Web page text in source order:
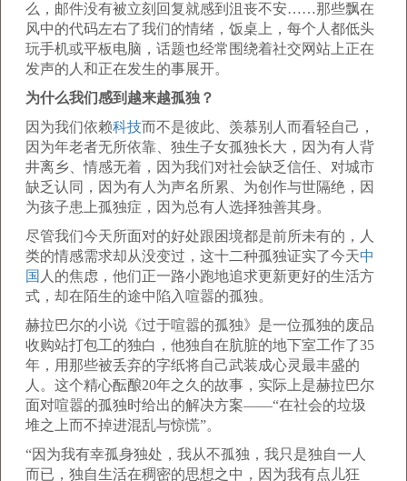
么，邮件没有被立刻回复就感到沮丧不安……那些飘在
风中的代码左右了我们的情绪，饭桌上，每个人都低头
玩手机或平板电脑，话题也经常围绕着社交网站上正在
发声的人和正在发生的事展开。
为什么我们感到越来越孤独？
因为我们依赖科技而不是彼此、羡慕别人而看轻自己，
因为年老者无所依靠、独生子女孤独长大，因为有人背
井离乡、情感无着，因为我们对社会缺乏信任、对城市
缺乏认同，因为有人为声名所累、为创作与世隔绝，因
为孩子患上孤独症，因为总有人选择独善其身。
尽管我们今天所面对的好处跟困境都是前所未有的，人
类的情感需求却从没变过，这十二种孤独证实了今天中
国 人的焦虑，他们正一路小跑地追求更新更好的生活方
式，却在陌生的途中陷入喧嚣的孤独。
赫拉巴尔的小说《过于喧嚣的孤独》是一位孤独的废品
收购站打包工的独白，他独自在肮脏的地下室工作了35
年，用那些被丢弃的字纸将自己武装成心灵最丰盛的
人。这个精心酝酿20年之久的故事，实际上是赫拉巴尔
面对喧嚣的孤独时给出的解决方案——“在社会的垃圾
堆之上而不掉进混乱与惊慌”。
“因为我有幸孤身独处，我从不孤独，我只是独自一人
而已，独自生活在稠密的思想之中，因为我有点儿狂